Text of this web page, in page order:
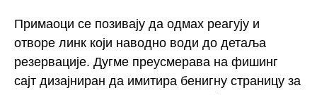
Примаоци се позивају да одмах реагују и
отворе линк који наводно води до детаља
резервације. Дугме преусмерава на фишинг
сајт дизајниран да имитира бенигну страницу за